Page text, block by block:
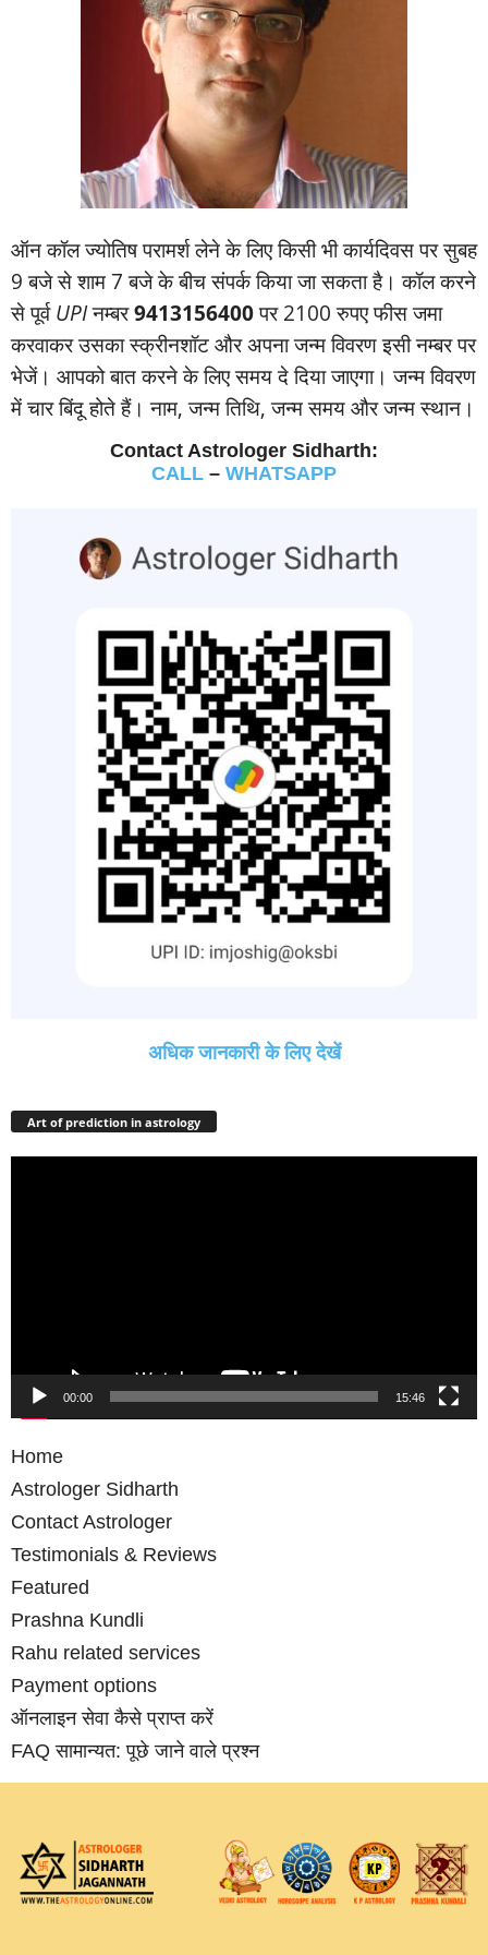
ऑन कॉल ज्‍योतिष परामर्श लेने के लिए किसी भी कार्यदिवस पर सुबह
9 बजे से शाम 7 बजे के बीच संपर्क किया जा सकता है। कॉल करने
से पूर्वUPIनम्‍बर9413156400पर 2100 रुपए फीस जमा
करवाकर उसका स्‍क्रीनशॉट और अपना जन्‍म विवरण इसी नम्‍बर पर
भेजें। आपको बात करने के लिए समय दे दिया जाएगा। जन्‍म विवरण
में चार बिंदू होते हैं। नाम, जन्‍म तिथि, जन्‍म समय और जन्‍म स्‍थान।
Contact Astrologer Sidharth:
CALL – WHATSAPP
अधिक जानकारी के लिए देखें
Art of prediction in astrology
00:00 15:46
Home
Astrologer Sidharth
Contact Astrologer
Testimonials & Reviews
Featured
Prashna Kundli
Rahu related services
Payment options
ऑनलाइन सेवा कैसे प्राप्‍त करें
FAQ सामान्‍यत: पूछे जाने वाले प्रश्‍न